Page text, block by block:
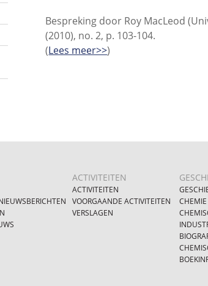
Bespreking door Roy MacLeod
(2010), no. 2, p. 103-104.
(Lees meer>>)
ACTIVITEITEN
ACTIVITEITEN
VOORGAANDE ACTIVITEITEN
VERSLAGEN
CHEMIE